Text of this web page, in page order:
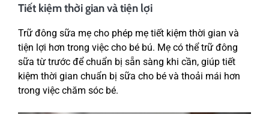
Tiết kiệm thời gian và tiện lợi
Trữ đông sữa mẹ cho phép mẹ tiết kiệm thời gian và
tiện lợi hơn trong việc cho bé bú. Mẹ có thể trữ đông
sữa từ trước để chuẩn bị sẵn sàng khi cần, giúp tiết
kiệm thời gian chuẩn bị sữa cho bé và thoải mái hơn
trong việc chăm sóc bé.